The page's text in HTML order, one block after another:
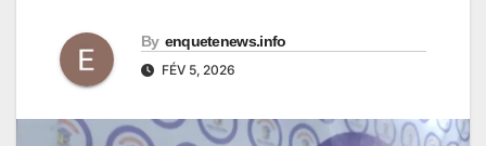
By enquetenews.info
FÉV 5, 2026